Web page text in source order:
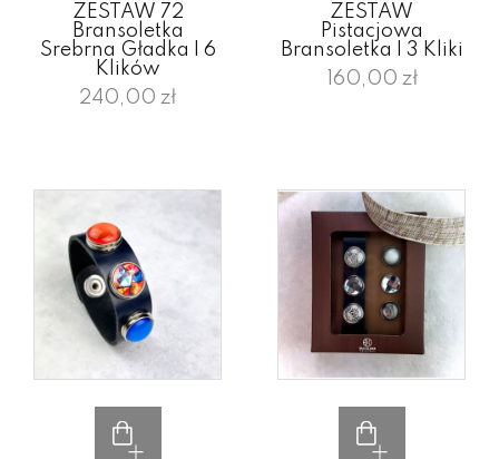
ZESTAW 72
Bransoletka
Srebrna Gładka I 6
Klików
240,00 zł
ZESTAW
Pistacjowa
Bransoletka I 3 Kliki
160,00 zł